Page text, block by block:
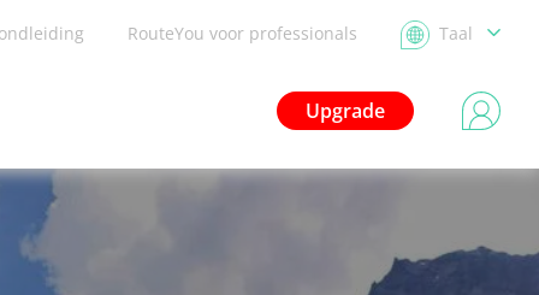
RouteYou voor professionals Taal
Upgrade